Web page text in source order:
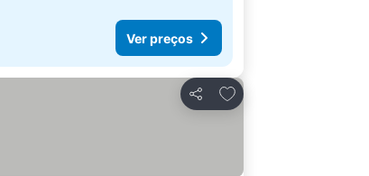
Ver preços
Partilhar
Adicionar aos favoritos